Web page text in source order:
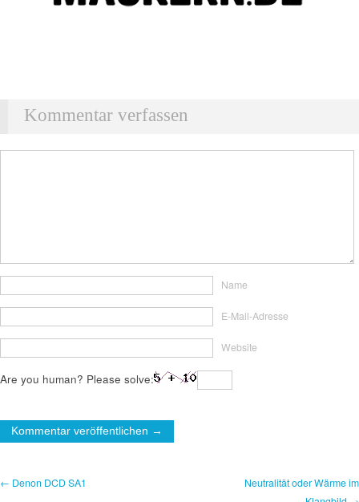
Kommentar verfassen
Name
E-Mail-Adresse
Website
Are you human? Please solve:
← Denon DCD SA1
Neutralität oder Wärme im